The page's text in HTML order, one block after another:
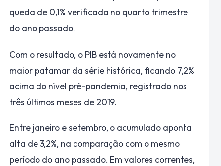
queda de 0,1% verificada no quarto trimestre
do ano passado.
Com o resultado, o PIB está novamente no
maior patamar da série histórica, ficando 7,2%
acima do nível pré-pandemia, registrado nos
três últimos meses de 2019.
Entre janeiro e setembro, o acumulado aponta
alta de 3,2%, na comparação com o mesmo
período do ano passado. Em valores correntes,